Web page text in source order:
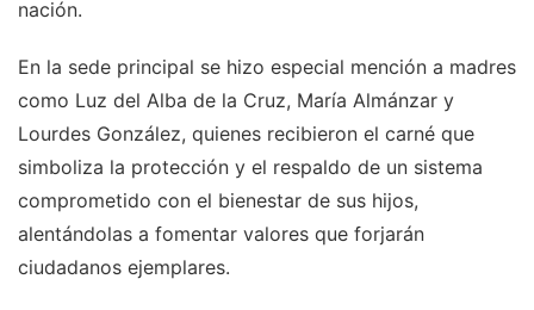
nación.
En la sede principal se hizo especial mención a madres
como Luz del Alba de la Cruz, María Almánzar y
Lourdes González, quienes recibieron el carné que
simboliza la protección y el respaldo de un sistema
comprometido con el bienestar de sus hijos,
alentándolas a fomentar valores que forjarán
ciudadanos ejemplares.